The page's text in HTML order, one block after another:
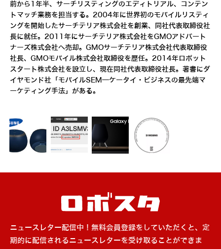
前から1年半、サーチリスティングのエディトリアル、コンテン
トマッチ業務を担当する。2004年に世界初のモバイルリスティ
ングを開始したサーチテリア株式会社を創業、同社代表取締役社
長に就任。2011年にサーチテリア株式会社をGMOアドパート
ナーズ株式会社へ売却。GMOサーチテリア株式会社代表取締役
社長、GMOモバイル株式会社取締役を歴任。2014年ロボット
スタート株式会社を設立し、現在同社代表取締役社長。著書にダ
イヤモンド社「モバイルSEM―ケータイ・ビジネスの最先端マ
ーケティング手法」がある。
ニュースレター配信中！無料会員登録をしていただくと、定
期的に配信されるニュースレターを受け取ることができま